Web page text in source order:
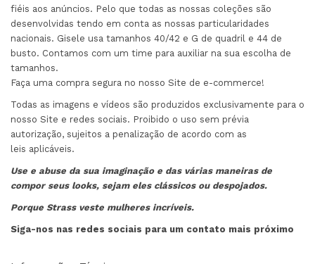
fiéis aos anúncios. Pelo que todas as nossas coleções são
desenvolvidas tendo em conta as nossas particularidades
nacionais. Gisele usa tamanhos 40/42 e G de quadril e 44 de
busto. Contamos com um time para auxiliar na sua escolha de
tamanhos.
Faça uma compra segura no nosso Site de e-commerce!
Todas as imagens e vídeos são produzidos exclusivamente para o
nosso Site e redes sociais. Proibido o uso sem prévia
autorização, sujeitos a penalização de acordo com as
leis aplicáveis.
Use e abuse da sua imaginação e das várias maneiras de
compor seus looks, sejam eles clássicos ou despojados.
Porque Strass veste mulheres incríveis.
Siga-nos nas redes sociais para um contato mais próximo